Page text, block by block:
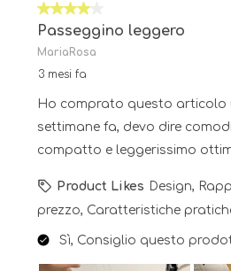
4 su 5 stelle.
Passeggino leggero
MariaRosa
3 mesi fa
Ho comprato questo articolo
settimane fa, devo dire
compatto e leggerissimo
Product Likes Design,
prezzo, Caratteristiche
Sì, Consiglio questo